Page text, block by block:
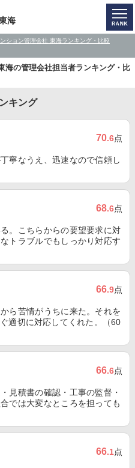
海
ション管理会社 東海ランキング・比較
海の管理会社担当者ランキング・比
キング
70.6点
寧なうえ、迅速なので信頼し
68.6点
。こちらからの要望要求に対
トラブルでもしっかり対応す
66.9点
ら苦情がうちに来た。それを
適切に対応してくれた。（60
66.6点
見積書の確認・工事の監督・
では大変なところを担っても
66.1点